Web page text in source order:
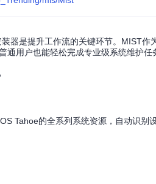
器是提升工作流的关键环节。MIST
用户也能轻松完成专业级系统维护任
Tahoe的全系列系统资源，自动识别